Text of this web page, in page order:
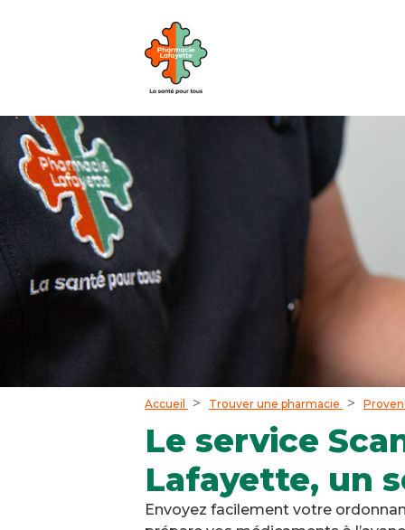
Accueil Trouver une pharmacie
Le service
Lafayette, un
Envoyez facilement votre